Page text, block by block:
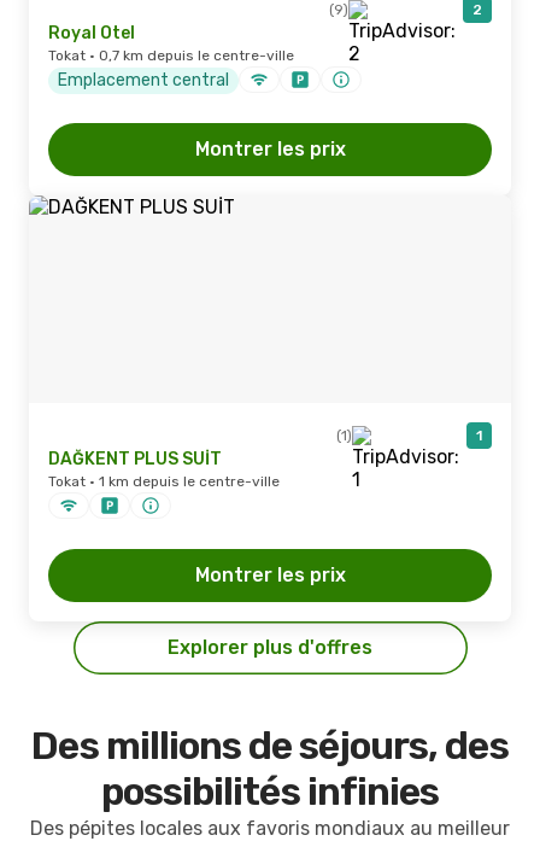
(9) 2
Royal Otel
Tokat · 0,7 km depuis le centre-ville
Emplacement central
Montrer les prix
(1) 1
DAĞKENT PLUS SUİT
Tokat · 1 km depuis le centre-ville
Montrer les prix
Explorer plus d'offres
Des millions de séjours, des
possibilités infinies
Des pépites locales aux favoris mondiaux au meilleur